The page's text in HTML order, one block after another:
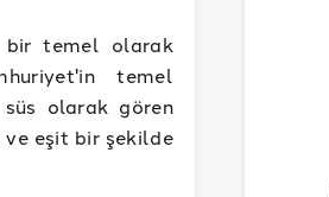
bir temel olarak
temel
süs olarak gören
ve eşit bir şekilde